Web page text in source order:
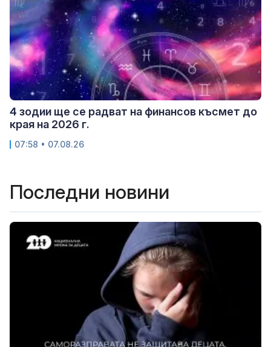
4 зодии ще се радват на финансов късмет до
края на 2026 г.
07:58 • 07.08.26
Последни новини